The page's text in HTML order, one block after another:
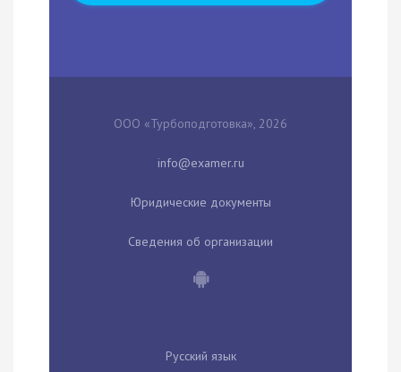
ООО «Турбоподготовка», 2026
Юридические документы
Сведения об организации
Русский язык